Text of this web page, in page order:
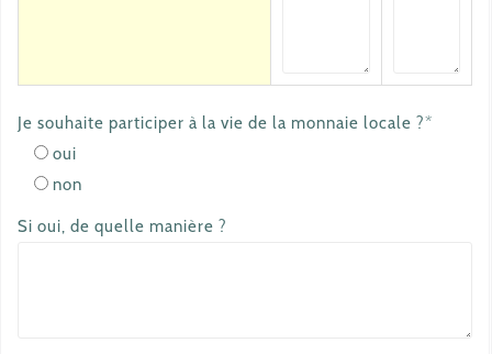
Je souhaite participer à la vie de la monnaie locale ?*
oui
non
Si oui, de quelle manière ?